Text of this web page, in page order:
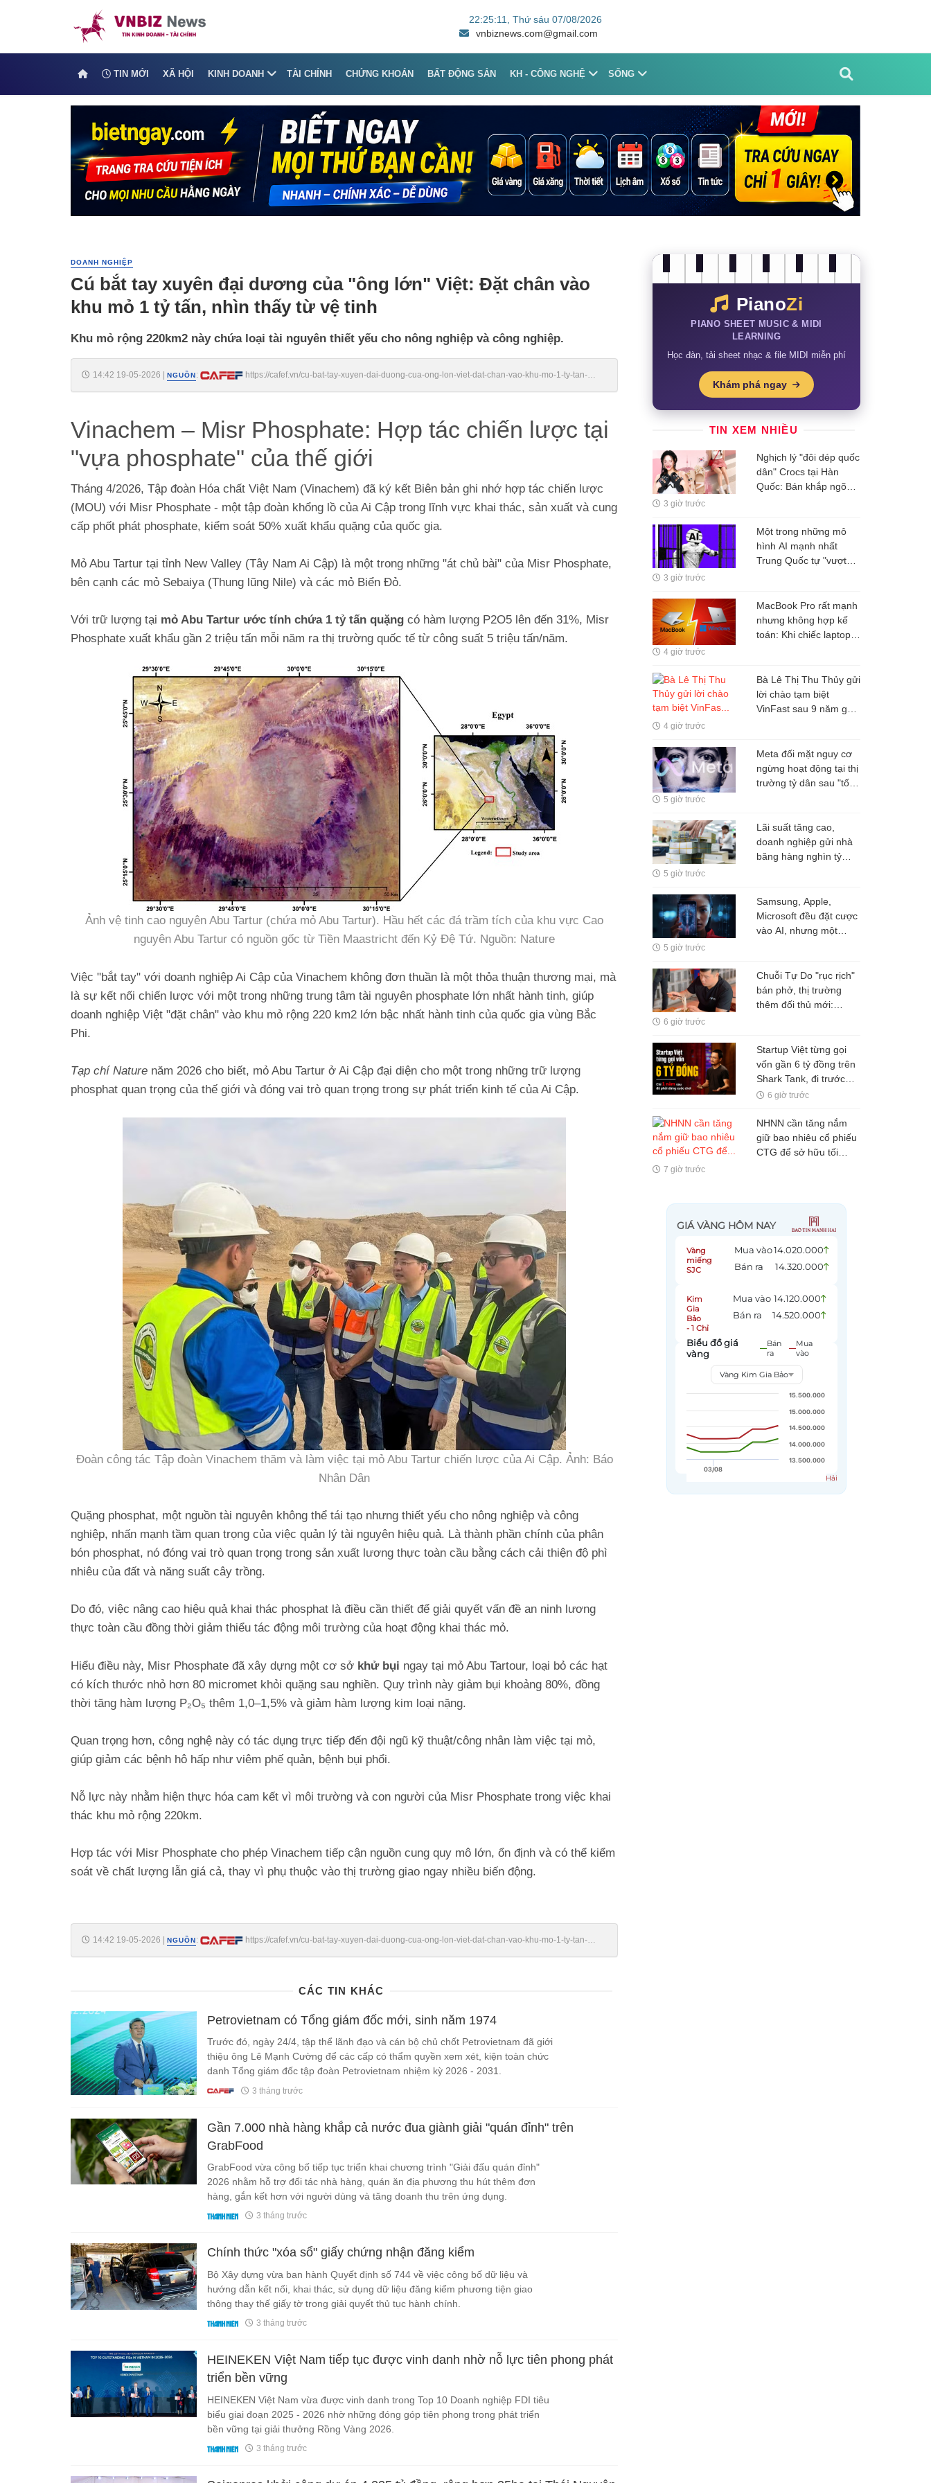
22:25:11
, Thứ sáu 07/08/2026
vnbiznews.com@gmail.com
TIN MỚI XÃ HỘI KINH DOANH TÀI CHÍNH CHỨNG KHOÁN BẤT ĐỘNG SẢN KH - CÔNG NGHỆ SỐNG
DOANH NGHIỆP
Cú bắt tay xuyên đại dương của "ông lớn" Việt: Đặt chân vào
khu mỏ 1 tỷ tấn, nhìn thấy từ vệ tinh
Khu mỏ rộng 220km2 này chứa loại tài nguyên thiết yếu cho nông nghiệp và công nghiệp.
14:42 19-05-2026 | NGUỒN:
https://cafef.vn/cu-bat-tay-xuyen-dai-duong-cua-ong-lon-viet-dat-chan-vao-khu-mo-1-ty-tan-
Vinachem – Misr Phosphate: Hợp tác chiến lược tại
"vựa phosphate" của thế giới
Tháng 4/2026, Tập đoàn Hóa chất Việt Nam (Vinachem) đã ký kết Biên bản ghi nhớ hợp tác chiến lược
(MOU) với Misr Phosphate - một tập đoàn khổng lồ của Ai Cập trong lĩnh vực khai thác, sản xuất và cung
cấp phốt phát phosphate, kiểm soát 50% xuất khẩu quặng của quốc gia.
Mỏ Abu Tartur tại tỉnh New Valley (Tây Nam Ai Cập) là một trong những "át chủ bài" của Misr Phosphate,
bên cạnh các mỏ Sebaiya (Thung lũng Nile) và các mỏ Biển Đỏ.
Với trữ lượng tại mỏ Abu Tartur ước tính chứa 1 tỷ tấn quặng có hàm lượng P2O5 lên đến 31%, Misr
Phosphate xuất khẩu gần 2 triệu tấn mỗi năm ra thị trường quốc tế từ công suất 5 triệu tấn/năm.
Ảnh vệ tinh cao nguyên Abu Tartur (chứa mỏ Abu Tartur). Hầu hết các đá trầm tích của khu vực Cao
nguyên Abu Tartur có nguồn gốc từ Tiền Maastricht đến Kỷ Đệ Tứ. Nguồn: Nature
Việc "bắt tay" với doanh nghiệp Ai Cập của Vinachem không đơn thuần là một thỏa thuận thương mại, mà
là sự kết nối chiến lược với một trong những trung tâm tài nguyên phosphate lớn nhất hành tinh, giúp
doanh nghiệp Việt "đặt chân" vào khu mỏ rộng 220 km2 lớn bậc nhất hành tinh của quốc gia vùng Bắc
Phi.
Tạp chí Nature năm 2026 cho biết, mỏ Abu Tartur ở Ai Cập đại diện cho một trong những trữ lượng
phosphat quan trọng của thế giới và đóng vai trò quan trọng trong sự phát triển kinh tế của Ai Cập.
Đoàn công tác Tập đoàn Vinachem thăm và làm việc tại mỏ Abu Tartur chiến lược của Ai Cập. Ảnh: Báo
Nhân Dân
Quặng phosphat, một nguồn tài nguyên không thể tái tạo nhưng thiết yếu cho nông nghiệp và công
nghiệp, nhấn mạnh tầm quan trọng của việc quản lý tài nguyên hiệu quả. Là thành phần chính của phân
bón phosphat, nó đóng vai trò quan trọng trong sản xuất lương thực toàn cầu bằng cách cải thiện độ phì
nhiêu của đất và năng suất cây trồng.
Do đó, việc nâng cao hiệu quả khai thác phosphat là điều cần thiết để giải quyết vấn đề an ninh lương
thực toàn cầu đồng thời giảm thiểu tác động môi trường của hoạt động khai thác mỏ.
Hiểu điều này, Misr Phosphate đã xây dựng một cơ sở khử bụi ngay tại mỏ Abu Tartour, loại bỏ các hạt
có kích thước nhỏ hơn 80 micromet khỏi quặng sau nghiền. Quy trình này giảm bụi khoảng 80%, đồng
thời tăng hàm lượng P₂O₅ thêm 1,0–1,5% và giảm hàm lượng kim loại nặng.
Quan trọng hơn, công nghệ này có tác dụng trực tiếp đến đội ngũ kỹ thuật/công nhân làm việc tại mỏ,
giúp giảm các bệnh hô hấp như viêm phế quản, bệnh bụi phổi.
Nỗ lực này nhằm hiện thực hóa cam kết vì môi trường và con người của Misr Phosphate trong việc khai
thác khu mỏ rộng 220km.
Hợp tác với Misr Phosphate cho phép Vinachem tiếp cận nguồn cung quy mô lớn, ổn định và có thể kiểm
soát về chất lượng lẫn giá cả, thay vì phụ thuộc vào thị trường giao ngay nhiều biến động.
14:42 19-05-2026 NGUỒN:
https://cafef.vn/cu-bat-tay-xuyen-dai-duong-cua-ong-lon-viet-dat-chan-vao-khu-mo-1-ty-tan-
CÁC TIN KHÁC
Petrovietnam có Tổng giám đốc mới, sinh năm 1974
Trước đó, ngày 24/4, tập thể lãnh đạo và cán bộ chủ chốt Petrovietnam đã giới
thiệu ông Lê Mạnh Cường để các cấp có thẩm quyền xem xét, kiện toàn chức
danh Tổng giám đốc tập đoàn Petrovietnam nhiệm kỳ 2026 - 2031.
3 tháng trước
Gần 7.000 nhà hàng khắp cả nước đua giành giải "quán đỉnh" trên
GrabFood
GrabFood vừa công bố tiếp tục triển khai chương trình "Giải đấu quán đỉnh"
2026 nhằm hỗ trợ đối tác nhà hàng, quán ăn địa phương thu hút thêm đơn
hàng, gắn kết hơn với người dùng và tăng doanh thu trên ứng dụng.
3 tháng trước
Chính thức "xóa sổ" giấy chứng nhận đăng kiểm
Bộ Xây dựng vừa ban hành Quyết định số 744 về việc công bố dữ liệu và
hướng dẫn kết nối, khai thác, sử dụng dữ liệu đăng kiểm phương tiện giao
thông thay thế giấy tờ trong giải quyết thủ tục hành chính.
3 tháng trước
HEINEKEN Việt Nam tiếp tục được vinh danh nhờ nỗ lực tiên phong phát
triển bền vững
HEINEKEN Việt Nam vừa được vinh danh trong Top 10 Doanh nghiệp FDI tiêu
biểu giai đoạn 2025 - 2026 nhờ những đóng góp tiên phong trong phát triển
bền vững tại giải thưởng Rồng Vàng 2026.
3 tháng trước
PianoZi
PIANO SHEET MUSIC & MIDI
LEARNING
Học đàn, tải sheet nhạc & file MIDI miễn phí
Khám phá ngay
TIN XEM NHIỀU
Nghịch lý "đôi dép quốc
dân" Crocs tại Hàn
Quốc: Bán khắp ngõ
3 giờ trước
Một trong những mô
hình AI mạnh nhất
Trung Quốc tự "vượt
3 giờ trước
MacBook Pro rất mạnh
nhưng không hợp kế
toán: Khi chiếc laptop
toán của người dùng
4 giờ trước
Bà Lê Thị Thu Thủy gửi
lời chào tạm biệt
VinFast sau 9 năm gắn
4 giờ trước
Meta đối mặt nguy cơ
ngừng hoạt động tại thị
trường tỷ dân sau "tối
5 giờ trước
Lãi suất tăng cao,
doanh nghiệp gửi nhà
băng hàng nghìn tỷ
5 giờ trước
Samsung, Apple,
Microsoft đều đặt cược
vào AI, nhưng một
phải lúc nào cũng dùng
5 giờ trước
Chuỗi Tự Do "rục rịch"
bán phở, thị trường
thêm đối thủ mới:
quán nhậu và quán
nướng?
6 giờ trước
Startup Việt từng gọi
vốn gần 6 tỷ đồng trên
Shark Tank, đi trước
TikTok nhưng vẫn phải
một năm
6 giờ trước
NHNN cần tăng nắm
giữ bao nhiêu cổ phiếu
CTG để sở hữu tối
7 giờ trước